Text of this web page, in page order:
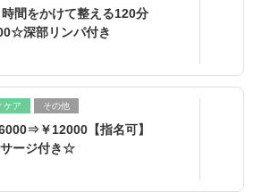
時間をかけて整える120分
深部リンパ付き
ケア その他
￥12000【指名可】
ージ付き☆